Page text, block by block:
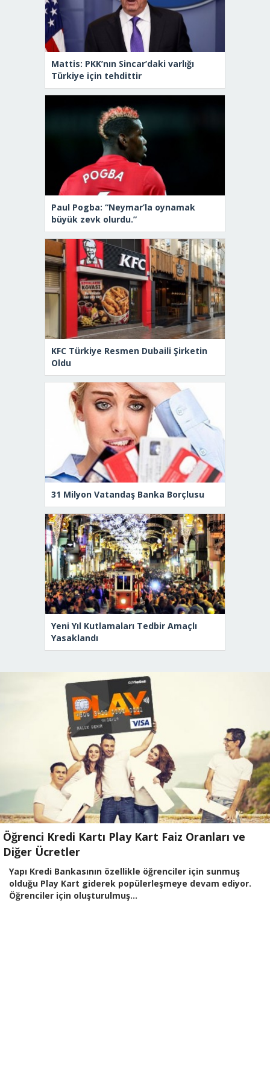
Mattis: PKK’nın Sincar’daki varlığı
Türkiye için tehdittir
Paul Pogba: “Neymar’la oynamak
büyük zevk olurdu.”
KFC Türkiye Resmen Dubaili Şirketin
Oldu
31 Milyon Vatandaş Banka Borçlusu
Yeni Yıl Kutlamaları Tedbir Amaçlı
Yasaklandı
Öğrenci Kredi Kartı Play Kart Faiz Oranları ve
Diğer Ücretler
Yapı Kredi Bankasının özellikle öğrenciler için sunmuş
olduğu Play Kart giderek popülerleşmeye devam ediyor.
Öğrenciler için oluşturulmuş...